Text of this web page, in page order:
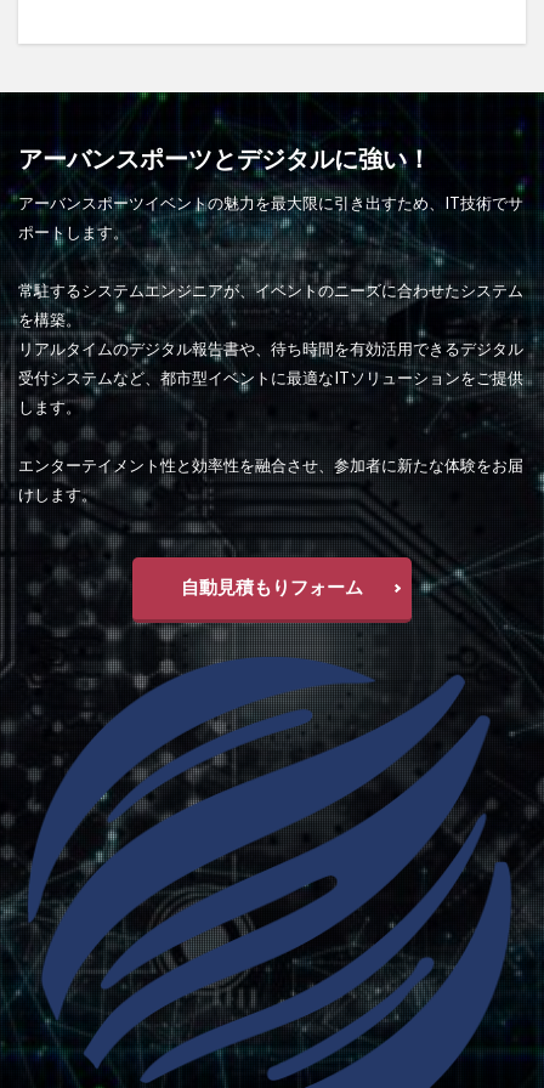
アーバンスポーツとデジタルに強い！
アーバンスポーツイベントの魅力を最大限に引き出すため、IT技術でサ
ポートします。
常駐するシステムエンジニアが、イベントのニーズに合わせたシステム
を構築。
リアルタイムのデジタル報告書や、待ち時間を有効活用できるデジタル
受付システムなど、都市型イベントに最適なITソリューションをご提供
します。
エンターテイメント性と効率性を融合させ、参加者に新たな体験をお届
けします。
自動見積もりフォーム